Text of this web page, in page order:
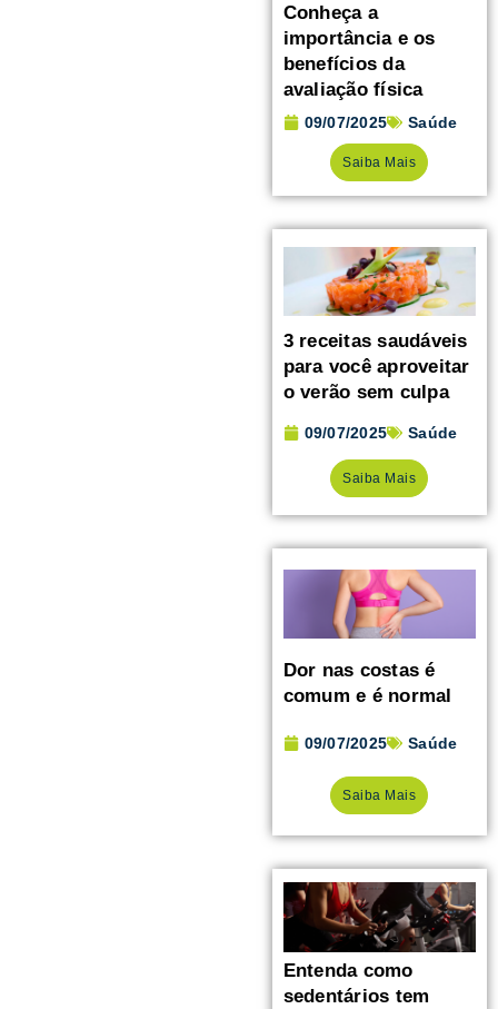
Conheça a
importância e os
benefícios da
avaliação física
09/07/2025 Saúde
Saiba Mais
3 receitas saudáveis
para você aproveitar
o verão sem culpa
09/07/2025 Saúde
Saiba Mais
Dor nas costas é
comum e é normal
09/07/2025 Saúde
Saiba Mais
Entenda como
sedentários tem